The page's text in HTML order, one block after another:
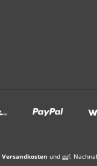
Versandkosten und ggf.